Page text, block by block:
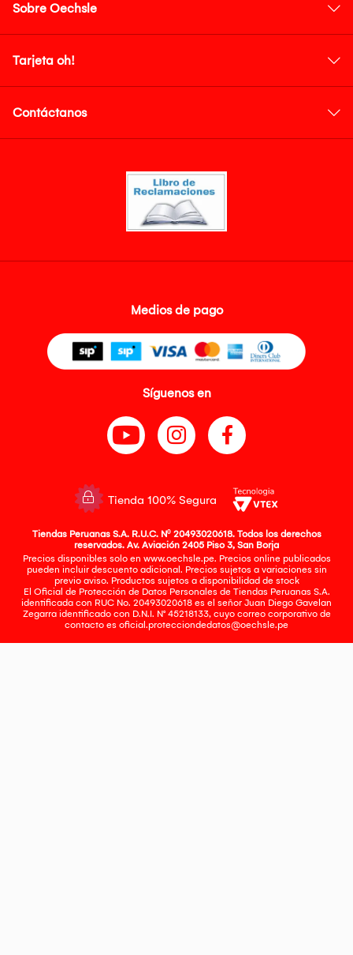
Sobre Oechsle
Tarjeta oh!
Contáctanos
Medios de pago
Síguenos en
Tienda 100% Segura
Tiendas Peruanas S.A. R.U.C. Nº 20493020618. Todos los derechos
reservados. Av. Aviación 2405 Piso 3, San Borja
Precios disponibles solo en www.oechsle.pe. Precios online publicados
pueden incluir descuento adicional. Precios sujetos a variaciones sin
previo aviso. Productos sujetos a disponibilidad de stock
El Oficial de Protección de Datos Personales de Tiendas Peruanas S.A.
identificada con RUC No. 20493020618 es el señor Juan Diego Gavelan
Zegarra identificado con D.N.I. N° 45218133, cuyo correo corporativo de
contacto es oficial.protecciondedatos@oechsle.pe